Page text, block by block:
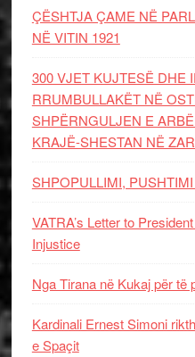
ÇËSHTJA ÇAME NË
NË VITIN 1921
300 VJET KUJTESË DHE
RRUMBULLAKËT NË
SHPËRNGULJEN E
KRAJË-SHESTAN NË
SHPOPULLIMI,
VATRA’s Letter to
Injustice
Nga Tirana në Kukaj për të
Kardinali Ernest Simoni
e Spaçit